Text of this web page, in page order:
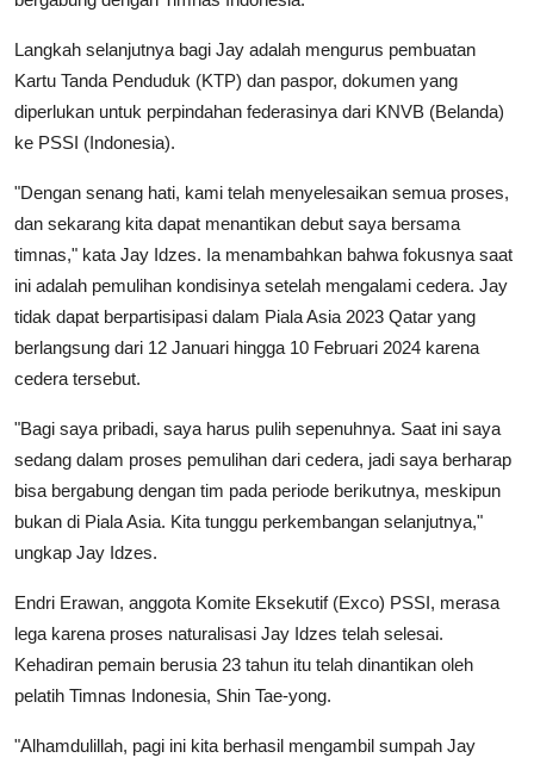
Langkah selanjutnya bagi Jay adalah mengurus pembuatan
Kartu Tanda Penduduk (KTP) dan paspor, dokumen yang
diperlukan untuk perpindahan federasinya dari KNVB (Belanda)
ke PSSI (Indonesia).
"Dengan senang hati, kami telah menyelesaikan semua proses,
dan sekarang kita dapat menantikan debut saya bersama
timnas," kata Jay Idzes. Ia menambahkan bahwa fokusnya saat
ini adalah pemulihan kondisinya setelah mengalami cedera. Jay
tidak dapat berpartisipasi dalam Piala Asia 2023 Qatar yang
berlangsung dari 12 Januari hingga 10 Februari 2024 karena
cedera tersebut.
"Bagi saya pribadi, saya harus pulih sepenuhnya. Saat ini saya
sedang dalam proses pemulihan dari cedera, jadi saya berharap
bisa bergabung dengan tim pada periode berikutnya, meskipun
bukan di Piala Asia. Kita tunggu perkembangan selanjutnya,"
ungkap Jay Idzes.
Endri Erawan, anggota Komite Eksekutif (Exco) PSSI, merasa
lega karena proses naturalisasi Jay Idzes telah selesai.
Kehadiran pemain berusia 23 tahun itu telah dinantikan oleh
pelatih Timnas Indonesia, Shin Tae-yong.
"Alhamdulillah, pagi ini kita berhasil mengambil sumpah Jay